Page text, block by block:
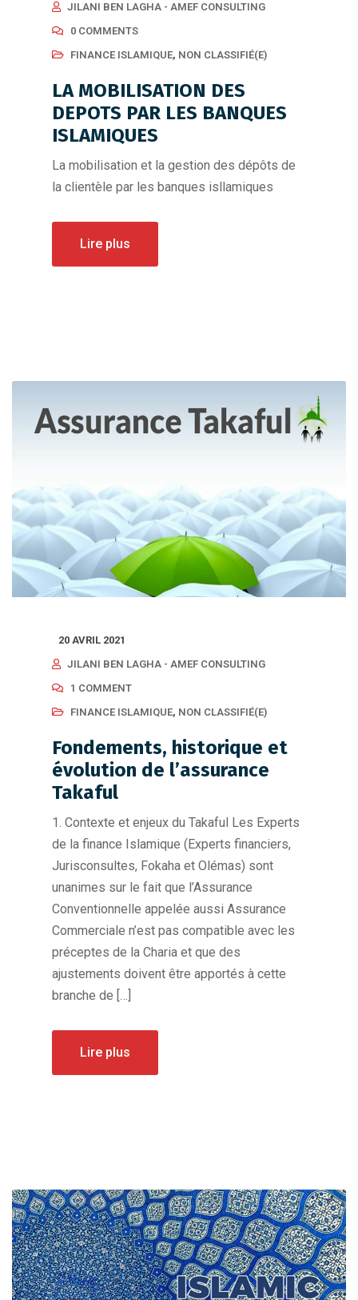
JILANI BEN LAGHA - AMEF CONSULTING
0 COMMENTS
FINANCE ISLAMIQUE, NON CLASSIFIÉ(E)
LA MOBILISATION DES
DEPOTS PAR LES BANQUES
ISLAMIQUES
La mobilisation et la gestion des dépôts de
la clientèle par les banques isllamiques
Lire plus
20 AVRIL 2021
JILANI BEN LAGHA - AMEF CONSULTING
1 COMMENT
FINANCE ISLAMIQUE, NON CLASSIFIÉ(E)
Fondements, historique et
évolution de l’assurance
Takaful
1. Contexte et enjeux du Takaful Les Experts
de la finance Islamique (Experts financiers,
Jurisconsultes, Fokaha et Olémas) sont
unanimes sur le fait que l’Assurance
Conventionnelle appelée aussi Assurance
Commerciale n’est pas compatible avec les
préceptes de la Charia et que des
ajustements doivent être apportés à cette
branche de […]
Lire plus